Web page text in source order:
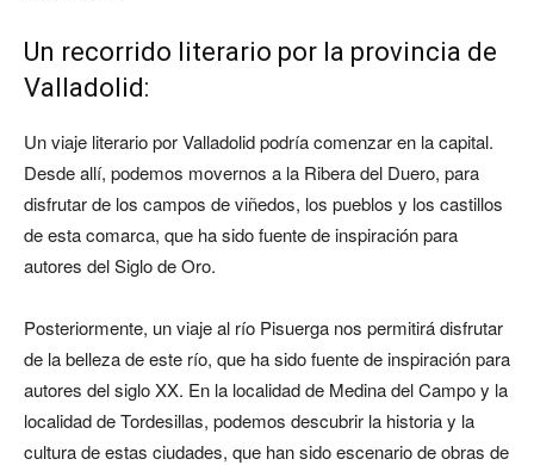
Un recorrido literario por la provincia de
Valladolid:
Un viaje literario por Valladolid podría comenzar en la capital.
Desde allí, podemos movernos a la Ribera del Duero, para
disfrutar de los campos de viñedos, los pueblos y los castillos
de esta comarca, que ha sido fuente de inspiración para
autores del Siglo de Oro.
Posteriormente, un viaje al río Pisuerga nos permitirá disfrutar
de la belleza de este río, que ha sido fuente de inspiración para
autores del siglo XX. En la localidad de Medina del Campo y la
localidad de Tordesillas, podemos descubrir la historia y la
cultura de estas ciudades, que han sido escenario de obras de